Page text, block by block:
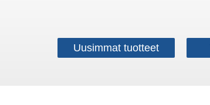
Uusimmat tuotteet